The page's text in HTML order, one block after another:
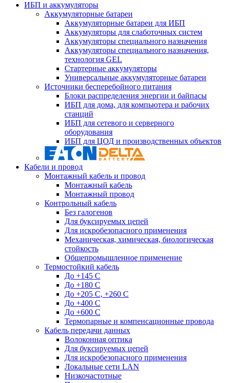
ИБП и аккумуляторы
Аккумуляторные батареи
Аккумуляторные батареи для ИБП
Аккумуляторы для слаботочных систем
Аккумуляторы специального назначения
Аккумуляторы специального назначения,
технология GEL
Стартерные аккумуляторы
Универсальные аккумуляторные батареи
Источники бесперебойного питания
Блоки распределения энергии и байпасы
ИБП для дома, для компьютера и рабочих
станций
ИБП для сетевого и серверного
оборудования
ИБП для ЦОД и производственных объектов
Кабели и провод
Монтажный кабель и провод
Монтажный кабель
Монтажный провод
Контрольный кабель
Без галогенов
Для буксируемых цепей
Для искробезопасного применения
Механическая, химическая, биологическая
стойкость
Общепромышленное применение
Термостойкий кабель
До +145 С
До +180 C
До +205 С, +260 С
До +400 C
До +600 С
Термопарные и компенсационные провода
Кабель передачи данных
Волоконная оптика
Для буксируемых цепей
Для искробезопасного применения
Локальные сети LAN
Низкочастотные